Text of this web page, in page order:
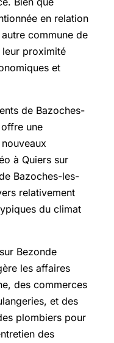
en relation
commune de
leur proximité
et
de Bazoches-
une
à Quiers sur
Bazoches-les-
relativement
du climat
Bezonde
les affaires
des commerces
et des
plombiers pour
des